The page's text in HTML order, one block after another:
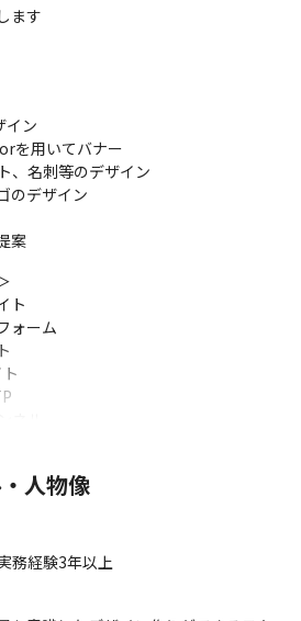
ます
イン
を用いてバナー
、名刺等のデザイン
のデザイン
案
ト
ォーム
人物像
務経験3年以上